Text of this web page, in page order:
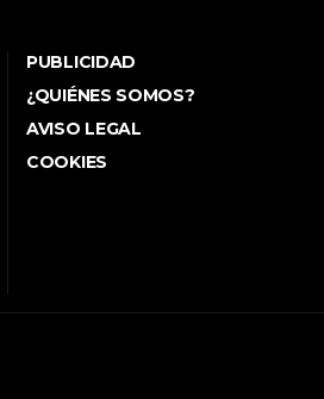
PUBLICIDAD
¿QUIÉNES SOMOS?
AVISO LEGAL
COOKIES